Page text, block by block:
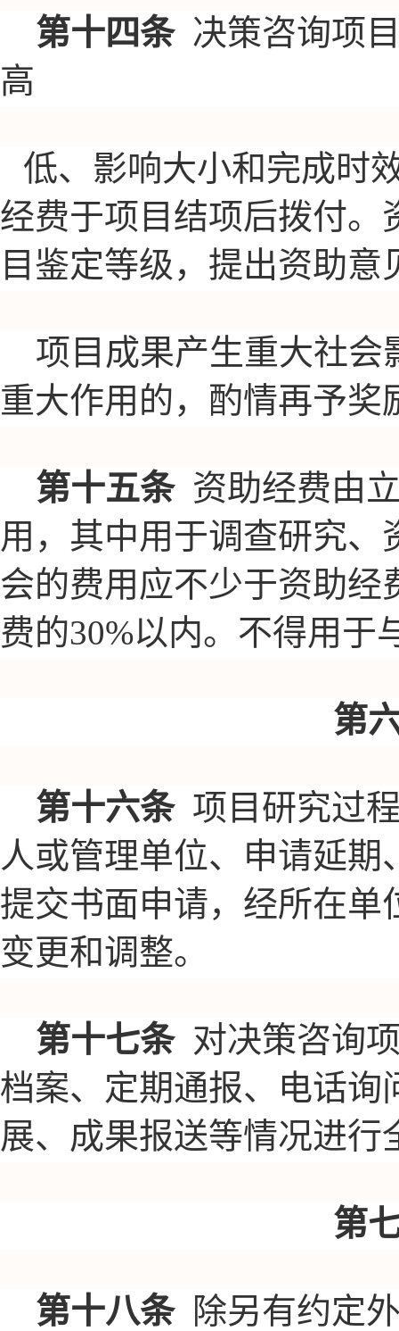
第十四条 决策咨询项
高
低、影响大小和完成时
经费于项目结项后拨付。
目鉴定等级，提出资助
项目成果产生重大社会
重大作用的，酌情再予奖
第十五条 资助经费由
用，其中用于调查研究
会的费用应不少于资助经
费的30%以内。不得用于
第
第十六条 项目研究过
人或管理单位、申请延
提交书面申请，经所在单
变更和调整。
第十七条 对决策咨询
档案、定期通报、电话询
展、成果报送等情况进行
第
第十八条 除另有约定